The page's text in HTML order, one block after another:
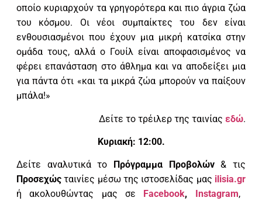
οποίο κυριαρχούν τα γρηγορότερα και πιο άγρια ζώα
του κόσμου. Οι νέοι συμπαίκτες του δεν είναι
ενθουσιασμένοι που έχουν μια μικρή κατσίκα στην
ομάδα τους, αλλά ο Γουίλ είναι αποφασισμένος να
φέρει επανάσταση στο άθλημα και να αποδείξει μια
για πάντα ότι «και τα μικρά ζώα μπορούν να παίξουν
μπάλα!»
Δείτε το τρέιλερ της ταινίας εδώ.
Κυριακή: 12:00.
Δείτε αναλυτικά το Πρόγραμμα Προβολών& τις
Προσεχώς ταινίες μέσω της ιστοσελίδας μας ilisia.gr
ή ακολουθώντας μας σε
Facebook, Instagram,